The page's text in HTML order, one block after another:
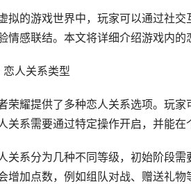
拟的游戏世界中，玩家可以通过社
情感联结。本文将详细介绍游戏内的
人关系类型
荣耀提供了多种恋人关系选项。玩
关系需要通过特定操作开启，并能在
关系分为几种不同等级，初始阶段
增加点数，例如组队对战、赠送礼物